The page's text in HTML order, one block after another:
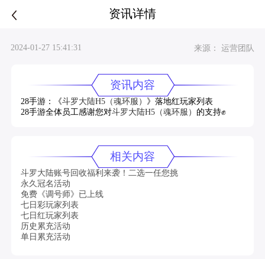
资讯详情
2024-01-27 15:41:31 来源： 运营团队
资讯内容
28手游：《斗罗大陆H5（魂环服） 》落地红玩家列表
28手游全体员工感谢您对斗罗大陆H5（魂环服） 的支持✊
相关内容
斗罗大陆账号回收福利来袭！二选一任您挑
永久冠名活动
免费《调号师》已上线
七日彩玩家列表
七日红玩家列表
历史累充活动
单日累充活动